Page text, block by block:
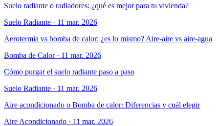
Suelo radiante o radiadores: ¿qué es mejor para tu vivienda?
Suelo Radiante · 11 mar. 2026
Aerotermia vs bomba de calor: ¿es lo mismo? Aire-aire vs aire-agua
Bomba de Calor· 11 mar. 2026
Cómo purgar el suelo radiante paso a paso
Suelo Radiante · 11 mar. 2026
Aire acondicionado o Bomba de calor: Diferencias y cuál elegir
Aire Acondicionado · 11 mar. 2026